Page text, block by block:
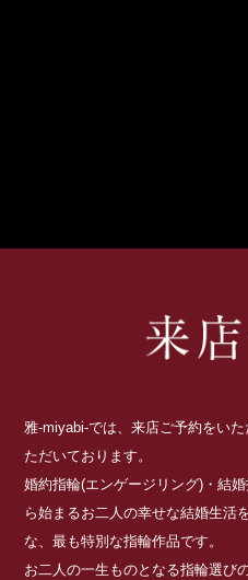
雅-miyabi-では、来店ご予約をい
ただいております。
婚約指輪(エンゲージリング)・結
ら始まるお二人の幸せな結婚生活
な、最も特別な指輪作品です。
お二人の一生ものとなる指輪選び